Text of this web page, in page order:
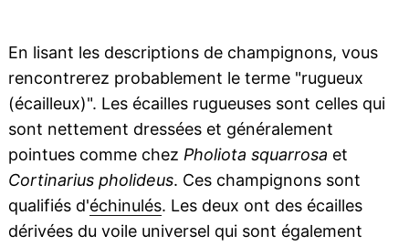
En lisant les descriptions de champignons, vous
rencontrerez probablement le terme "rugueux
(écailleux)". Les écailles rugueuses sont celles qui
sont nettement dressées et généralement
pointues comme chez Pholiota squarrosa et
Cortinarius pholideus. Ces champignons sont
qualifiés d'échinulés. Les deux ont des écailles
dérivées du voile universel qui sont également